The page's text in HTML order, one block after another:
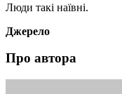
Люди такі наївні.
Джерело
Про автора